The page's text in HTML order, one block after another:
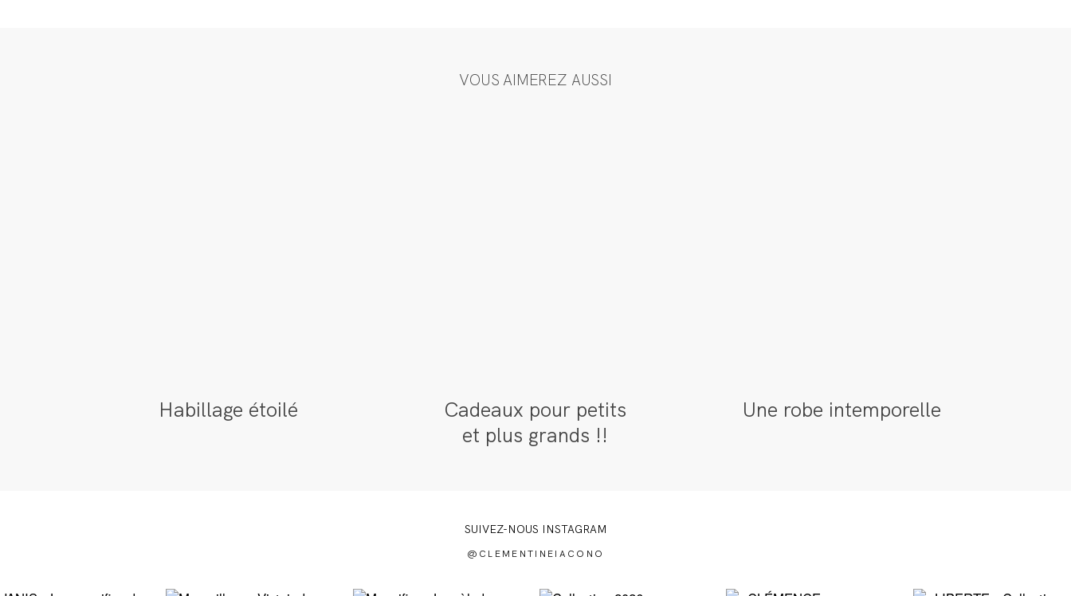
VOUS AIMEREZ AUSSI
Habillage étoilé
Cadeaux pour petits
et plus grands !!
Une robe intemporelle
SUIVEZ-NOUS INSTAGRAM
@CLEMENTINEIACONO